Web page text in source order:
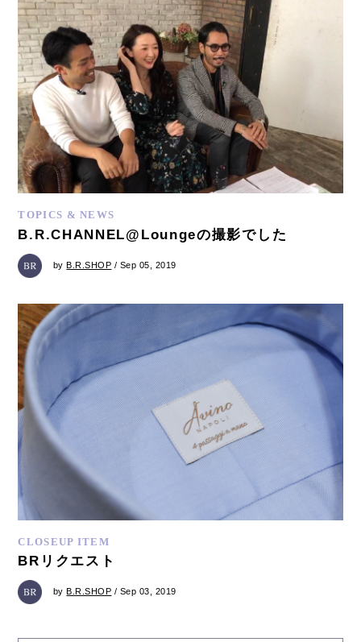
TOPICS & NEWS
B.R.CHANNEL@Loungeの撮影でした
byB.R.SHOP / Sep 05, 2019
CLOSEUP ITEM
BRリクエスト
byB.R.SHOP / Sep 03, 2019